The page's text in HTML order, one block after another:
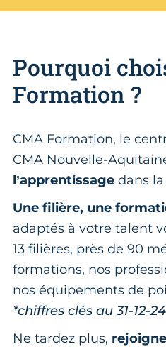
Pourquoi
Formation ?
CMA Formation, le
CMA Nouvelle-
l’apprentissage dans
Une filière, une
adaptés à votre talent
13 filières, près de 90
formations, nos
nos équipements de
*chiffres clés au 31-12-24
Ne tardez plus,